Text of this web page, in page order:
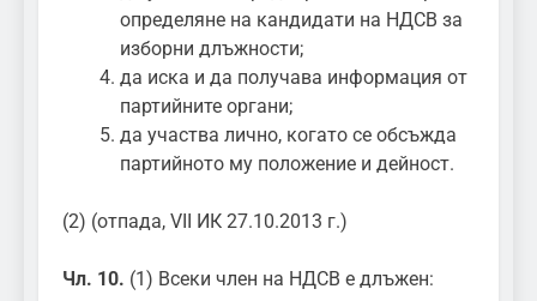
определяне на кандидати на НДСВ за
изборни длъжности;
да иска и да получава информация от
партийните органи;
да участва лично, когато се обсъжда
партийното му положение и дейност.
(2) (отпада, VII ИК 27.10.2013 г.)
Чл. 10. (1) Всеки член на НДСВ е длъжен: